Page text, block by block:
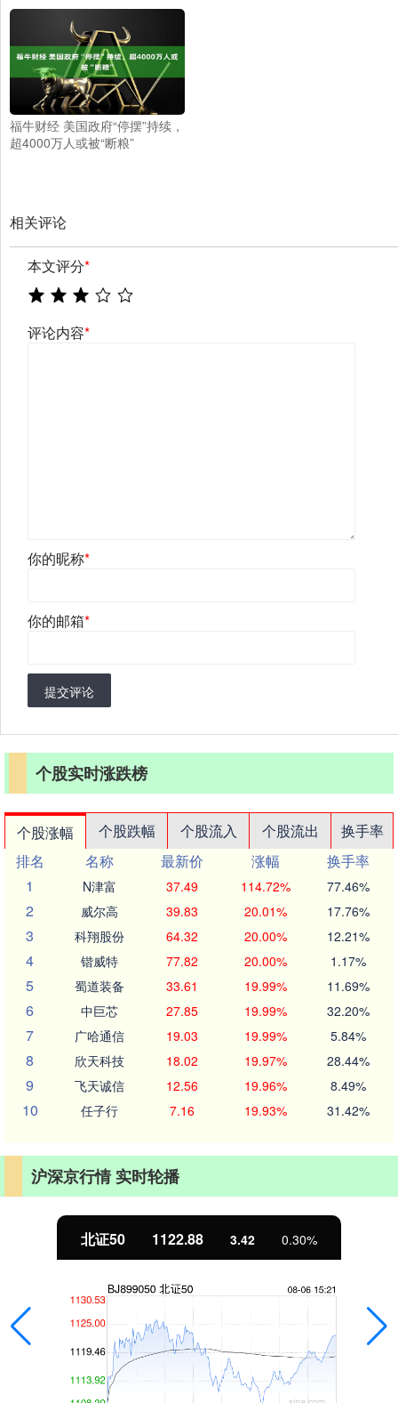
福牛财经 美国政府“停摆”持续，
超4000万人或被“断粮”
相关评论
本文评分*
评论内容*
你的昵称*
你的邮箱*
提交评论
个股实时涨跌榜
个股涨幅 个股跌幅 个股流入 个股流出
换手率
排名
名称 最新价 涨幅
换手率
1
N津富 37.49 114.72% 77.46%
2 威尔高 39.83 20.01% 17.76%
3 科翔股份 64.32 20.00% 12.21%
4 锴威特 77.82 20.00% 1.17%
5 蜀道装备 33.61 19.99% 11.69%
6 中巨芯 27.85 19.99% 32.20%
7 广哈通信 19.03 19.99% 5.84%
8 欣天科技 18.02 19.97% 28.44%
9 飞天诚信 12.56 19.96% 8.49%
10 任子行 7.16 19.93% 31.42%
沪深京行情 实时轮播
北证50 1122.88 3.42 0.30%